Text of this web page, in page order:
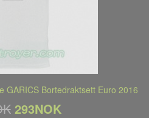
GARICS Bortedraktsett Euro 2016
293NOK